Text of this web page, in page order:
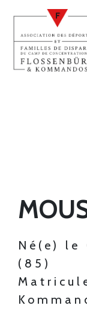
Né(e) le
(85)